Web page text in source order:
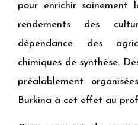
pour enrichir sainement
rendements des
dépendance des
chimiques de synthèse.
préalablement
Burkina à cet effet au